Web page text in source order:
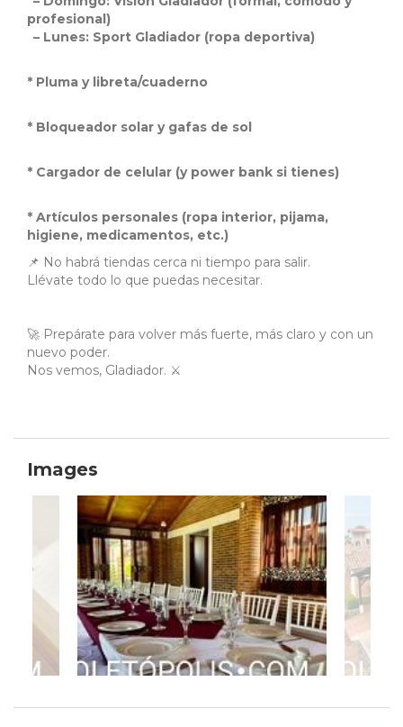
profesional)
– Lunes: Sport Gladiador (ropa deportiva)
* Pluma y libreta/cuaderno
* Bloqueador solar y gafas de sol
* Cargador de celular (y power bank si tienes)
* Artículos personales (ropa interior, pijama,
higiene, medicamentos, etc.)
📌 No habrá tiendas cerca ni tiempo para salir.
Llévate todo lo que puedas necesitar.
🚀 Prepárate para volver más fuerte, más claro y con un
nuevo poder.
Nos vemos, Gladiador. ⚔️
Images